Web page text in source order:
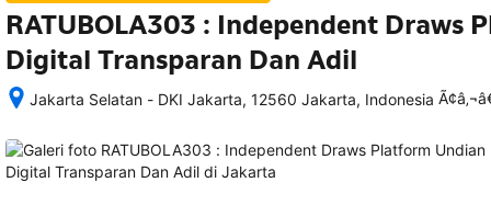
RATUBOLA303 : Independent Draws
Digital Transparan Dan Adil
Jakarta Selatan - DKI Jakarta, 12560 Jakarta, Indonesia
memesan,
semua